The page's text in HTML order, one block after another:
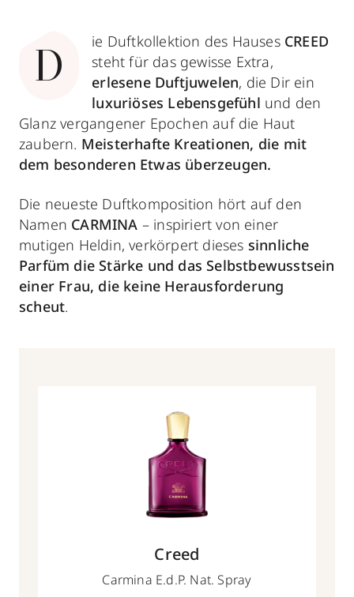
D
ie Duftkollektion des Hauses CREED
steht für das gewisse Extra,
erlesene Duftjuwelen, die Dir ein
luxuriöses Lebensgefühl und den
Glanz vergangener Epochen auf die Haut
zaubern. Meisterhafte Kreationen, die mit
dem besonderen Etwas überzeugen.
Die neueste Duftkomposition hört auf den
Namen CARMINA – inspiriert von einer
mutigen Heldin, verkörpert dieses sinnliche
Parfüm die Stärke und das Selbstbewusstsein
einer Frau, die keine Herausforderung
scheut.
Creed
Carmina E.d.P. Nat. Spray